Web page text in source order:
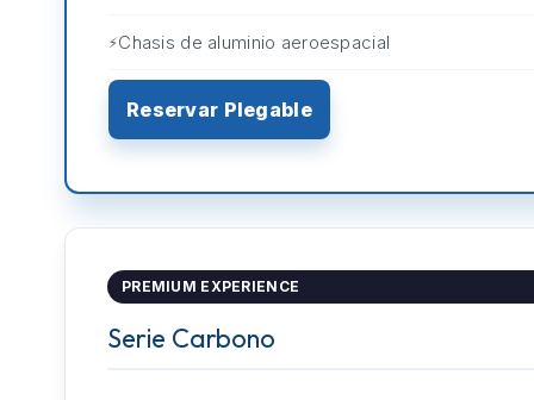
Chasis de aluminio aeroespacial
Reservar Plegable
PREMIUM EXPERIENCE
Serie Carbono